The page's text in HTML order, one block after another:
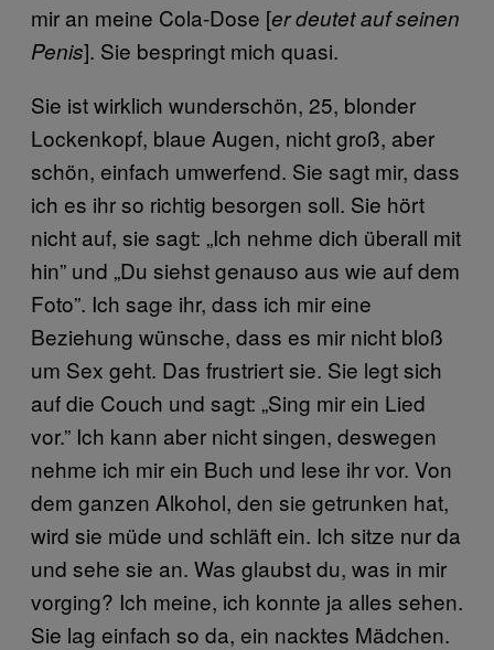
mir an meine Cola-Dose [er deutet auf seinen
Penis]. Sie bespringt mich quasi.
Sie ist wirklich wunderschön, 25, blonder
Lockenkopf, blaue Augen, nicht groß, aber
schön, einfach umwerfend. Sie sagt mir, dass
ich es ihr so richtig besorgen soll. Sie hört
nicht auf, sie sagt: „Ich nehme dich überall mit
hin” und „Du siehst genauso aus wie auf dem
Foto”. Ich sage ihr, dass ich mir eine
Beziehung wünsche, dass es mir nicht bloß
um Sex geht. Das frustriert sie. Sie legt sich
auf die Couch und sagt: „Sing mir ein Lied
vor.” Ich kann aber nicht singen, deswegen
nehme ich mir ein Buch und lese ihr vor. Von
dem ganzen Alkohol, den sie getrunken hat,
wird sie müde und schläft ein. Ich sitze nur da
und sehe sie an. Was glaubst du, was in mir
vorging? Ich meine, ich konnte ja alles sehen.
Sie lag einfach so da, ein nacktes Mädchen.